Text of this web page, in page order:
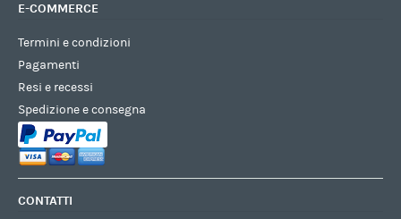
E-COMMERCE
Termini e condizioni
Pagamenti
Resi e recessi
Spedizione e consegna
CONTATTI